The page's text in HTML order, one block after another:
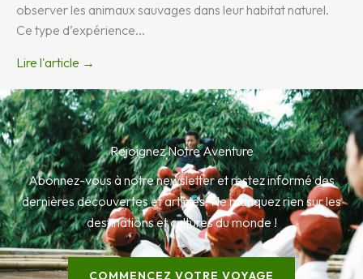
observer les animaux sauvages dans leur habitat naturel.
Ce type d’expérience...
Lire l'article →
Rejoignez Notre Aventure
Abonnez-vous à notre newsletter et restez informé des
dernières découvertes et articles. Ne manquez rien sur les
destinations et cultures du monde !
COMMENCEZ VOTRE VOYAGE